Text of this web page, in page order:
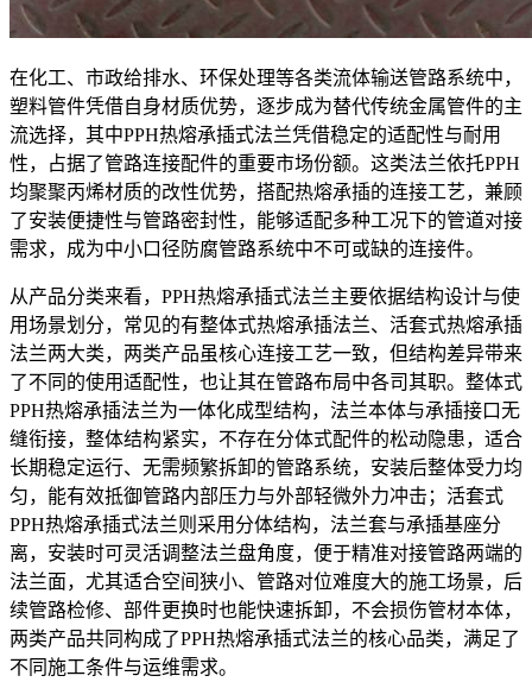
在化工、市政给排水、环保处理等各类流体输送管路系统中，
塑料管件凭借自身材质优势，逐步成为替代传统金属管件的主
流选择，其中PPH热熔承插式法兰凭借稳定的适配性与耐用
性，占据了管路连接配件的重要市场份额。这类法兰依托PPH
均聚聚丙烯材质的改性优势，搭配热熔承插的连接工艺，兼顾
了安装便捷性与管路密封性，能够适配多种工况下的管道对接
需求，成为中小口径防腐管路系统中不可或缺的连接件。
从产品分类来看，PPH热熔承插式法兰主要依据结构设计与使
用场景划分，常见的有整体式热熔承插法兰、活套式热熔承插
法兰两大类，两类产品虽核心连接工艺一致，但结构差异带来
了不同的使用适配性，也让其在管路布局中各司其职。整体式
PPH热熔承插法兰为一体化成型结构，法兰本体与承插接口无
缝衔接，整体结构紧实，不存在分体式配件的松动隐患，适合
长期稳定运行、无需频繁拆卸的管路系统，安装后整体受力均
匀，能有效抵御管路内部压力与外部轻微外力冲击；活套式
PPH热熔承插式法兰则采用分体结构，法兰套与承插基座分
离，安装时可灵活调整法兰盘角度，便于精准对接管路两端的
法兰面，尤其适合空间狭小、管路对位难度大的施工场景，后
续管路检修、部件更换时也能快速拆卸，不会损伤管材本体，
两类产品共同构成了PPH热熔承插式法兰的核心品类，满足了
不同施工条件与运维需求。